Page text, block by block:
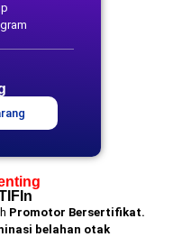
Promotor Bersertifikat.
belahan otak